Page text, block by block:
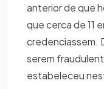
anterior de que
que cerca de 11
credenciassem.
serem
estabeleceu